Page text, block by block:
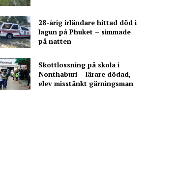
28-årig irländare hittad död i
lagun på Phuket – simmade
på natten
Skottlossning på skola i
Nonthaburi – lärare dödad,
elev misstänkt gärningsman